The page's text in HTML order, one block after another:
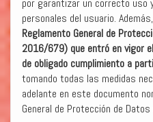
por garantizar un correcto
personales del usuario.
Reglamento General de
2016/679) que entró en vigor
de obligado cumplimiento a
tomando todas las medidas
adelante en este documento
General de Protección de Datos